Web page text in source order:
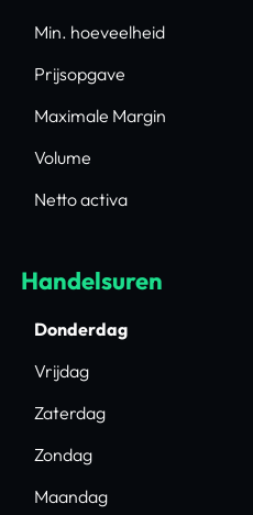
Min. hoeveelheid
Prijsopgave
Maximale Margin
Volume
Netto activa
Handelsuren
Donderdag
Vrijdag
Zaterdag
Zondag
Maandag